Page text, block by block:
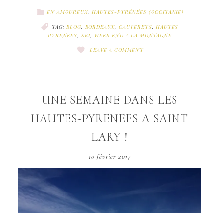
EN AMOUREUX, HAUTES-PYRÉNÉES (OCCITANIE)
TAG: BLOG, BORDEAUX, CAUTERETS, HAUTES
PYRENEES, SKI, WEEK END A LA MONTAGNE
LEAVE A COMMENT
UNE SEMAINE DANS LES
HAUTES-PYRENEES A SAINT
LARY !
10 février 2017